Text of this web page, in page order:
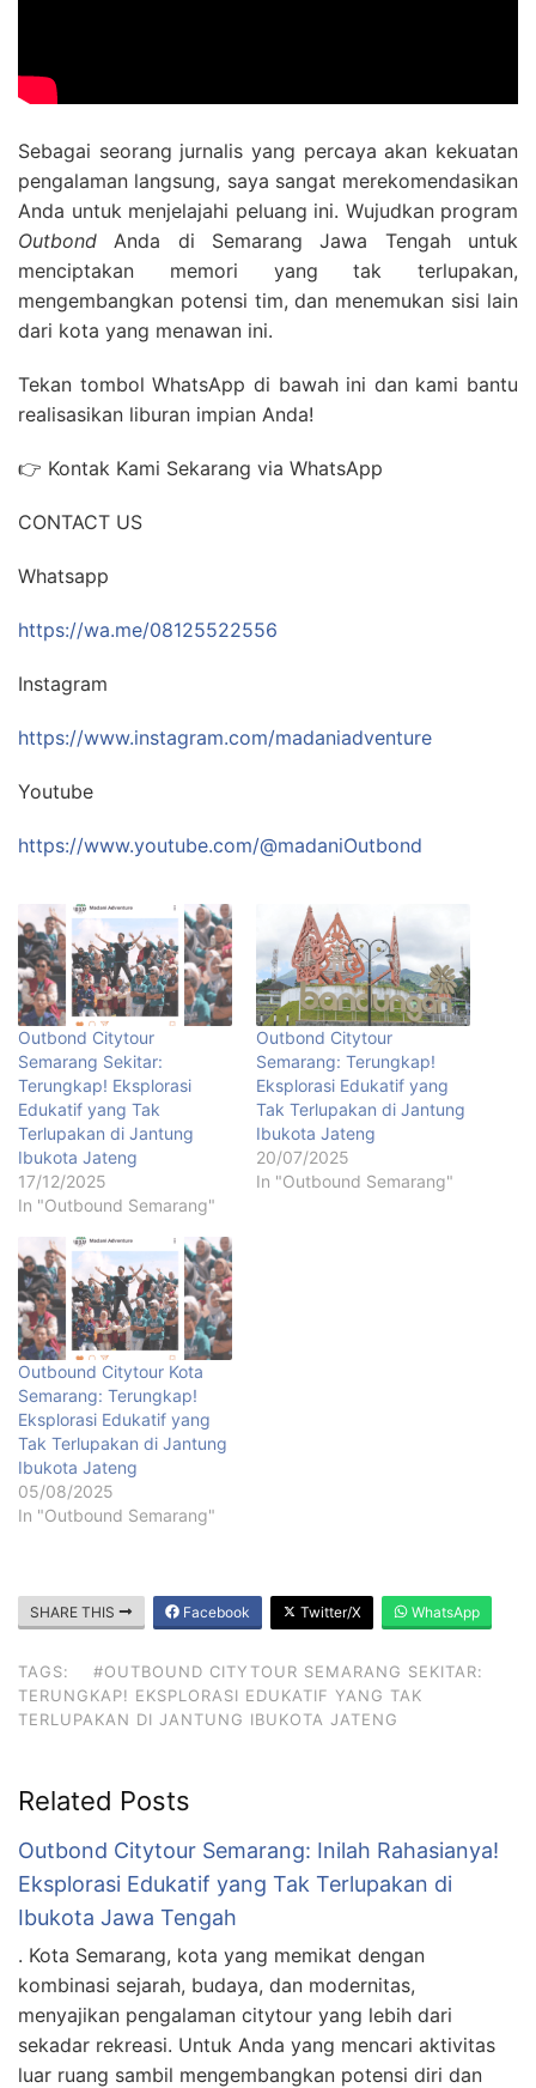
Sebagai seorang jurnalis yang percaya akan kekuatan
pengalaman langsung, saya sangat merekomendasikan
Anda untuk menjelajahi peluang ini. Wujudkan program
Outbond Anda di Semarang Jawa Tengah untuk
menciptakan memori yang tak terlupakan,
mengembangkan potensi tim, dan menemukan sisi lain
dari kota yang menawan ini.
Tekan tombol WhatsApp di bawah ini dan kami bantu
realisasikan liburan impian Anda!
👉 Kontak Kami Sekarang via WhatsApp
CONTACT US
Whatsapp
https://wa.me/08125522556
Instagram
https://www.instagram.com/madaniadventure
Youtube
https://www.youtube.com/@madaniOutbond
Outbond Citytour
Semarang Sekitar:
Terungkap! Eksplorasi
Edukatif yang Tak
Terlupakan di Jantung
Ibukota Jateng
17/12/2025
In "Outbound Semarang"
Outbond Citytour
Semarang: Terungkap!
Eksplorasi Edukatif yang
Tak Terlupakan di Jantung
Ibukota Jateng
20/07/2025
In "Outbound Semarang"
Outbound Citytour Kota
Semarang: Terungkap!
Eksplorasi Edukatif yang
Tak Terlupakan di Jantung
Ibukota Jateng
05/08/2025
In "Outbound Semarang"
SHARE THIS Facebook Twitter/X WhatsApp
TAGS:
#OUTBOUND CITYTOUR SEMARANG SEKITAR:
TERUNGKAP! EKSPLORASI EDUKATIF YANG TAK
TERLUPAKAN DI JANTUNG IBUKOTA JATENG
Related Posts
Outbond Citytour Semarang: Inilah Rahasianya!
Eksplorasi Edukatif yang Tak Terlupakan di
Ibukota Jawa Tengah
. Kota Semarang, kota yang memikat dengan
kombinasi sejarah, budaya, dan modernitas,
menyajikan pengalaman citytour yang lebih dari
sekadar rekreasi. Untuk Anda yang mencari aktivitas
luar ruang sambil mengembangkan potensi diri dan